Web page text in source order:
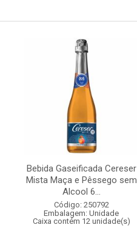
Bebida Gaseificada Cereser
Mista Maça e Pêssego sem
Alcool 6...
Código: 250792
Embalagem: Unidade
Caixa contém 12 unidade(s)